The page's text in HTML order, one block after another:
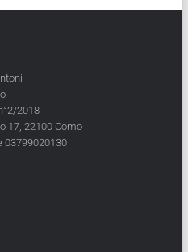
2018
17, 22100 Como
03799020130